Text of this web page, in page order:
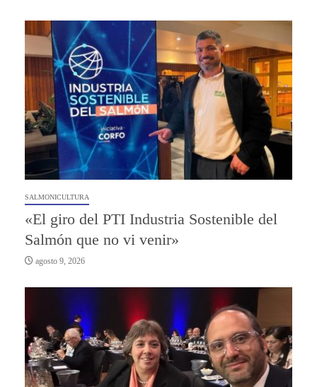
SALMONICULTURA
«El giro del PTI Industria Sostenible del
Salmón que no vi venir»
agosto 9, 2026